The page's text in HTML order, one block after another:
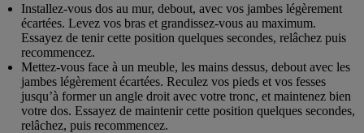
Installez-vous dos au mur, debout, avec vos jambes légèrement
écartées. Levez vos bras et grandissez-vous au maximum.
Essayez de tenir cette position quelques secondes, relâchez puis
recommencez.
Mettez-vous face à un meuble, les mains dessus, debout avec les
jambes légèrement écartées. Reculez vos pieds et vos fesses
jusqu’à former un angle droit avec votre tronc, et maintenez bien
votre dos. Essayez de maintenir cette position quelques secondes,
relâchez, puis recommencez.